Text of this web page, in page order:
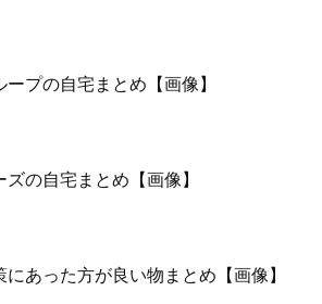
ープの自宅まとめ【画像】
ズの自宅まとめ【画像】
にあった方が良い物まとめ【画像】